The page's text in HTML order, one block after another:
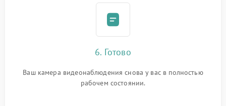
6. Готово
Ваш камера видеонаблюдения снова у вас в полностью
рабочем состоянии.